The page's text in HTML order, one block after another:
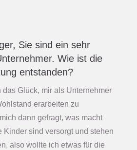
Sie sind ein sehr
Wie ist die
entstanden?
das Glück, mir als Unternehmer
erarbeiten zu
dann gefragt, was macht
Kinder sind versorgt und stehen
also wollte ich etwas für die